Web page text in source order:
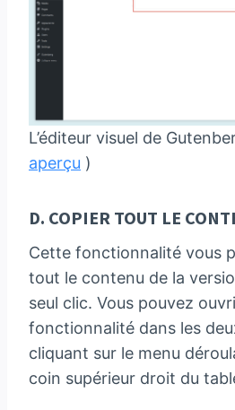
L’éditeur visuel de
aperçu )
D. COPIER TOUT LE
Cette fonctionnalité vous
tout le contenu de la
seul clic. Vous pouvez
fonctionnalité dans les
cliquant sur le menu
coin supérieur droit du